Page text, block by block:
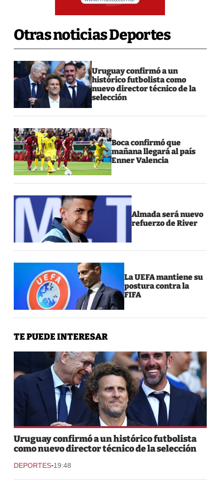
Otras noticias Deportes
Uruguay confirmó a un
histórico futbolista como
nuevo director técnico de la
selección
Boca confirmó que
mañana llegará al país
Enner Valencia
Almada será nuevo
refuerzo de River
La UEFA mantiene su
postura contra la
FIFA
TE PUEDE INTERESAR
Uruguay confirmó a un histórico futbolista
como nuevo director técnico de la selección
DEPORTES-19:48